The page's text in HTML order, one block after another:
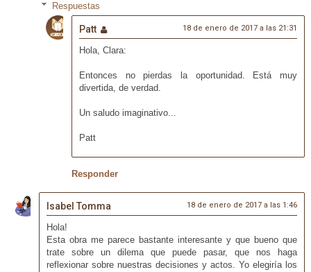
Respuestas
Patt 18 de enero de 2017 a las 21:31
Hola, Clara:
Entonces no pierdas la oportunidad. Está muy
divertida, de verdad.
Un saludo imaginativo...
Patt
Responder
Isabel Tomma 18 de enero de 2017 a las 1:46
Hola!
Esta obra me parece bastante interesante y que bueno que
trate sobre un dilema que puede pasar, que nos haga
reflexionar sobre nuestras decisiones y actos. Yo elegiría los